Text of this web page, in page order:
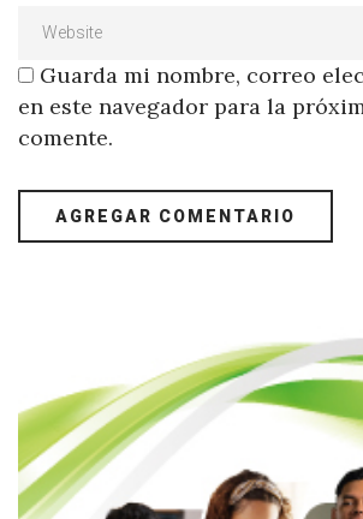
Guarda mi nombre, correo
en este navegador para la
comente.